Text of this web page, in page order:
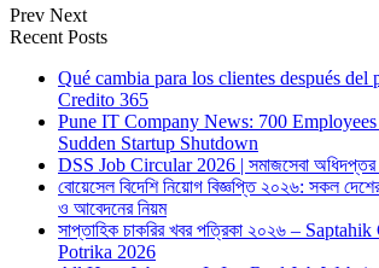
Prev Next
Recent Posts
Qué cambia para los clientes después del
Credito 365
Pune IT Company News: 700
Sudden Startup Shutdown
DSS Job Circular 2026 | সমাজসেবা অধিদপ্তর
বোয়েসেল বিদেশি নিয়োগ বিজ্ঞপ্তি ২০২৬: সকল
ও আবেদনের নিয়ম
সাপ্তাহিক চাকরির খবর পত্রিকা ২০২৬ –
Potrika 2026